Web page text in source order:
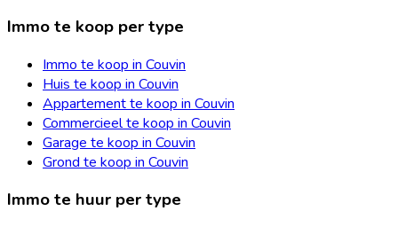
Immo te koop per type
Immo te koop in Couvin
Huis te koop in Couvin
Appartement te koop in Couvin
Commercieel te koop in Couvin
Garage te koop in Couvin
Grond te koop in Couvin
Immo te huur per type